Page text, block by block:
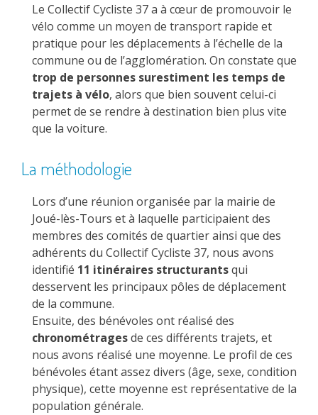
Le Collectif Cycliste 37 a à cœur de promouvoir le
vélo comme un moyen de transport rapide et
pratique pour les déplacements à l’échelle de la
commune ou de l’agglomération. On constate que
trop de personnes surestiment les temps de
trajets à vélo, alors que bien souvent celui-ci
permet de se rendre à destination bien plus vite
que la voiture.
La méthodologie
Lors d’une réunion organisée par la mairie de
Joué-lès-Tours et à laquelle participaient des
membres des comités de quartier ainsi que des
adhérents du Collectif Cycliste 37, nous avons
identifié 11 itinéraires structurantsqui
desservent les principaux pôles de déplacement
de la commune.
Ensuite, des bénévoles ont réalisé des
chronométragesde ces différents trajets, et
nous avons réalisé une moyenne. Le profil de ces
bénévoles étant assez divers (âge, sexe, condition
physique), cette moyenne est représentative de la
population générale.